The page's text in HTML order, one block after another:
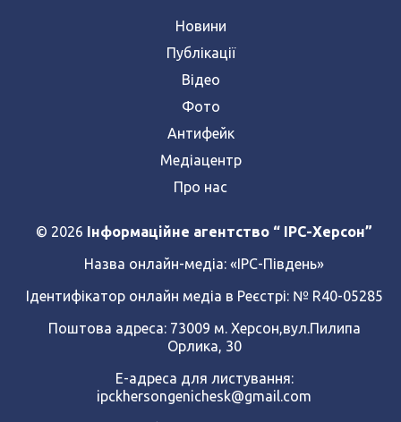
Новини
Публікації
Відео
Фото
Антифейк
Медіацентр
Про нас
© 2026
Інформаційне агентство “ IPC-Херсон”
Назва онлайн-медіа: «ІРС-Південь»
Ідентифікатор онлайн медіа в Реєстрі: № R40-05285
Поштова адреса: 73009 м. Херсон,вул.Пилипа
Орлика, 30
Е-адреса для листування:
ipckhersongenichesk@gmail.com